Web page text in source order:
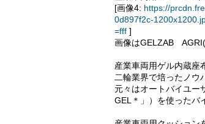
[画像4: https://
0d897f2c-
=fff ]
画像はGELZAB
産業車両用ゲル内蔵座
二輪業界で培ったノウ
元々はオートバイユー
GEL＊」）を使ったバ